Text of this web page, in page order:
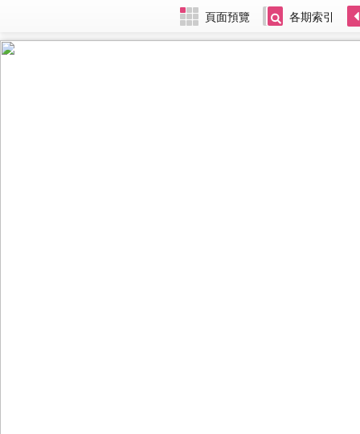
頁面預覽 各期索引